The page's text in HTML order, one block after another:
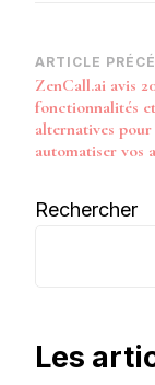
d’article
ARTICLE
ZenCall.ai avis
fonctionnalités et
alternatives pour
automatiser vos
Rechercher
Les